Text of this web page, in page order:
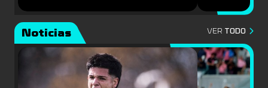
Noticias VER TODO